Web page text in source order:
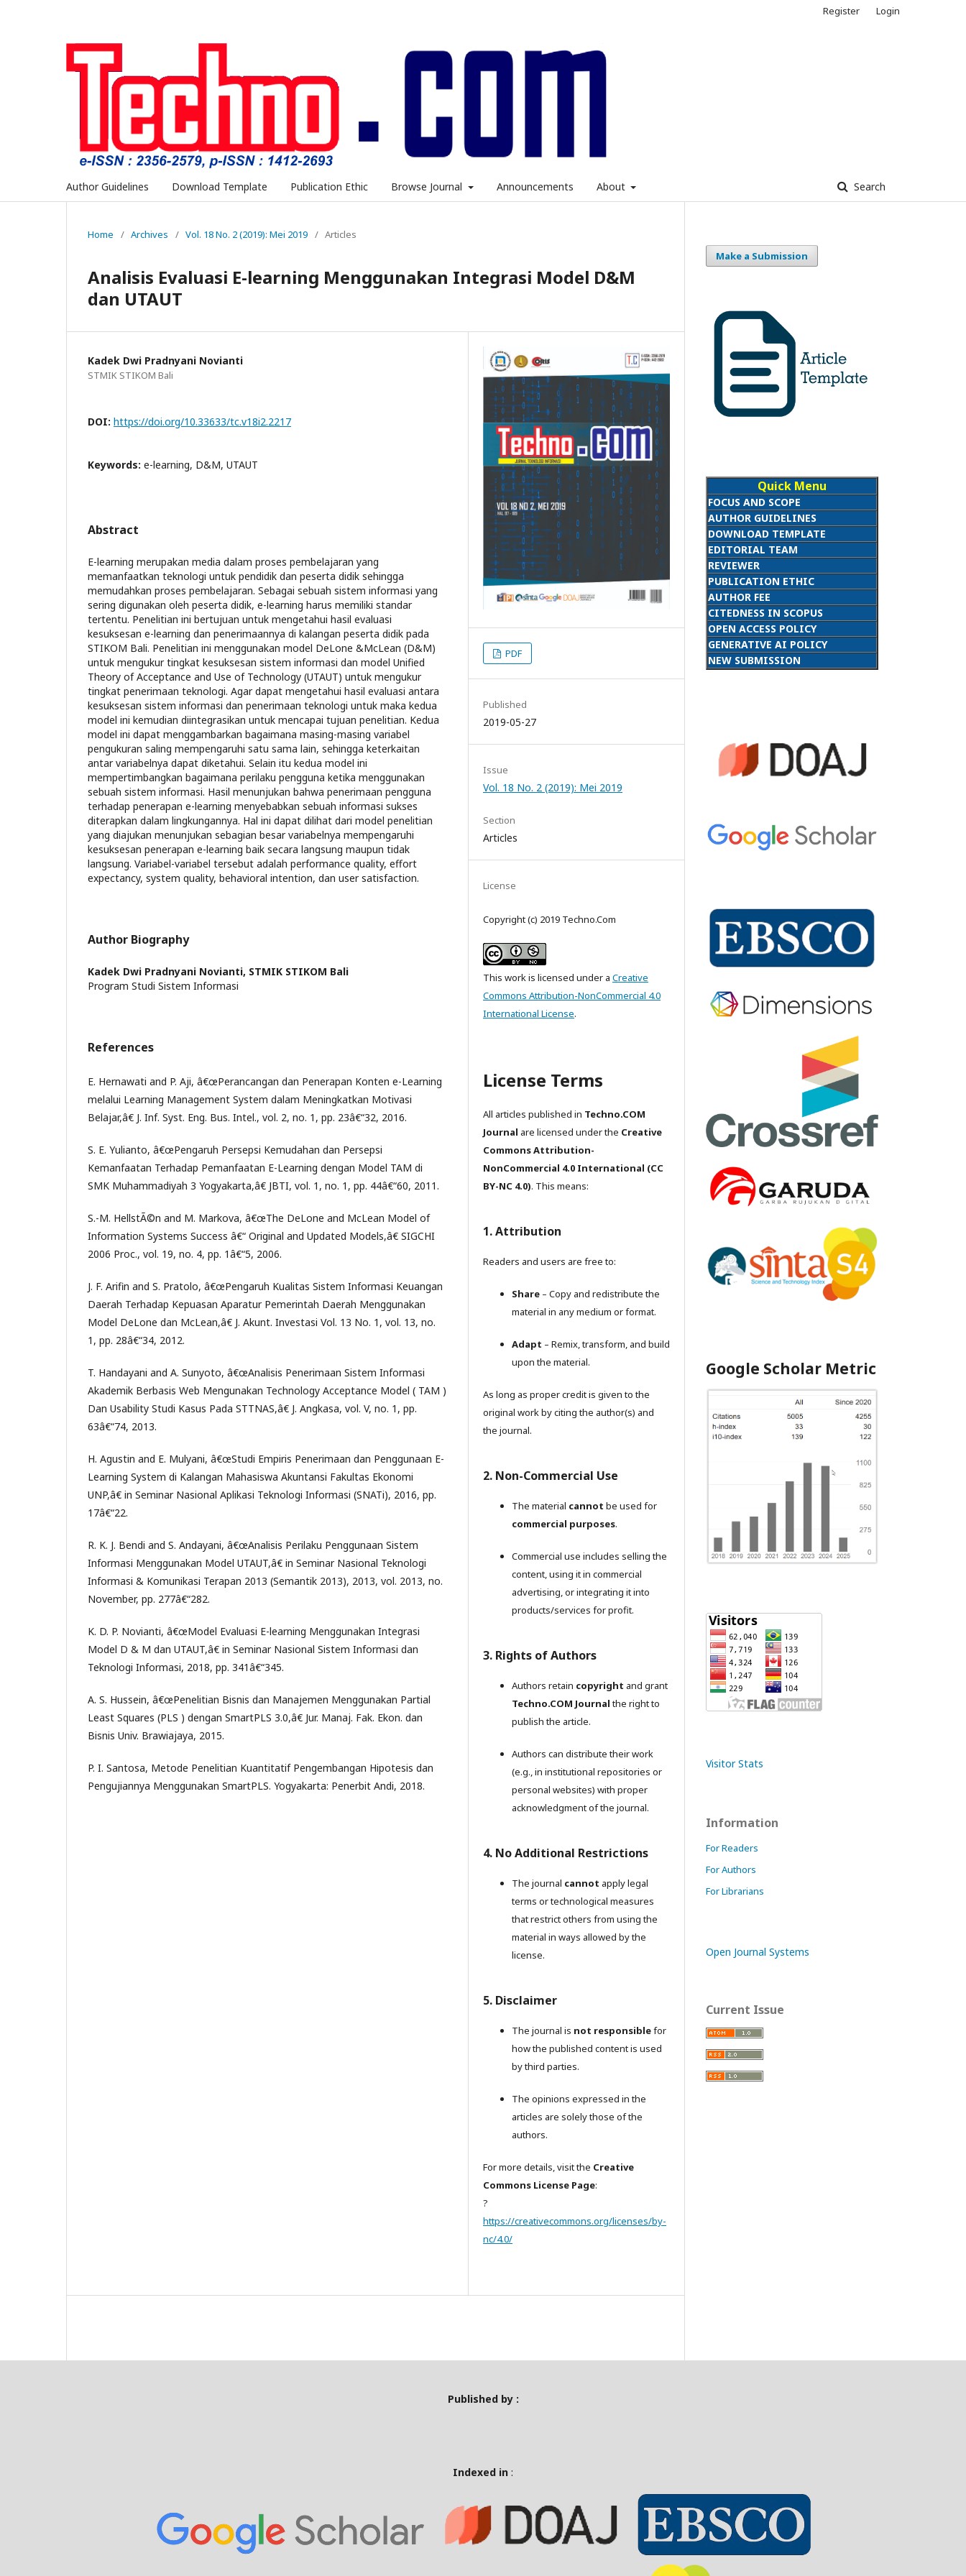
Author Guidelines Download Template Publication Ethic Browse Journal Announcements About Search
Register Login
Home / Archives / Vol. 18 No. 2 (2019): Mei 2019 / Articles
Analisis Evaluasi E-learning Menggunakan Integrasi Model D&M
dan UTAUT
Kadek Dwi Pradnyani Novianti
STMIK STIKOM Bali
DOI: https://doi.org/10.33633/tc.v18i2.2217
Keywords: e-learning, D&M, UTAUT
Abstract
E-learning merupakan media dalam proses pembelajaran yang
memanfaatkan teknologi untuk pendidik dan peserta didik sehingga
memudahkan proses pembelajaran. Sebagai sebuah sistem informasi yang
sering digunakan oleh peserta didik, e-learning harus memiliki standar
tertentu. Penelitian ini bertujuan untuk mengetahui hasil evaluasi
kesuksesan e-learning dan penerimaannya di kalangan peserta didik pada
STIKOM Bali. Penelitian ini menggunakan model DeLone &McLean (D&M)
untuk mengukur tingkat kesuksesan sistem informasi dan model Unified
Theory of Acceptance and Use of Technology (UTAUT) untuk mengukur
tingkat penerimaan teknologi. Agar dapat mengetahui hasil evaluasi antara
kesuksesan sistem informasi dan penerimaan teknologi untuk maka kedua
model ini kemudian diintegrasikan untuk mencapai tujuan penelitian. Kedua
model ini dapat menggambarkan bagaimana masing-masing variabel
pengukuran saling mempengaruhi satu sama lain, sehingga keterkaitan
antar variabelnya dapat diketahui. Selain itu kedua model ini
mempertimbangkan bagaimana perilaku pengguna ketika menggunakan
sebuah sistem informasi. Hasil menunjukan bahwa penerimaan pengguna
terhadap penerapan e-learning menyebabkan sebuah informasi sukses
diterapkan dalam lingkungannya. Hal ini dapat dilihat dari model penelitian
yang diajukan menunjukan sebagian besar variabelnya mempengaruhi
kesuksesan penerapan e-learning baik secara langsung maupun tidak
langsung. Variabel-variabel tersebut adalah performance quality, effort
expectancy, system quality, behavioral intention, dan user satisfaction.
Author Biography
Kadek Dwi Pradnyani Novianti, STMIK STIKOM Bali
Program Studi Sistem Informasi
References
E. Hernawati and P. Aji, â€œPerancangan dan Penerapan Konten e-Learning
melalui Learning Management System dalam Meningkatkan Motivasi
Belajar,â€ J. Inf. Syst. Eng. Bus. Intel., vol. 2, no. 1, pp. 23â€“32, 2016.
S. E. Yulianto, â€œPengaruh Persepsi Kemudahan dan Persepsi
Kemanfaatan Terhadap Pemanfaatan E-Learning dengan Model TAM di
SMK Muhammadiyah 3 Yogyakarta,â€ JBTI, vol. 1, no. 1, pp. 44â€“60, 2011.
S.-M. HellstÃ©n and M. Markova, â€œThe DeLone and McLean Model of
Information Systems Success â€“ Original and Updated Models,â€ SIGCHI
2006 Proc., vol. 19, no. 4, pp. 1â€“5, 2006.
J. F. Arifin and S. Pratolo, â€œPengaruh Kualitas Sistem Informasi Keuangan
Daerah Terhadap Kepuasan Aparatur Pemerintah Daerah Menggunakan
Model DeLone dan McLean,â€ J. Akunt. Investasi Vol. 13 No. 1, vol. 13, no.
1, pp. 28â€“34, 2012.
T. Handayani and A. Sunyoto, â€œAnalisis Penerimaan Sistem Informasi
Akademik Berbasis Web Mengunakan Technology Acceptance Model ( TAM )
Dan Usability Studi Kasus Pada STTNAS,â€ J. Angkasa, vol. V, no. 1, pp.
63â€“74, 2013.
H. Agustin and E. Mulyani, â€œStudi Empiris Penerimaan dan Penggunaan E-
Learning System di Kalangan Mahasiswa Akuntansi Fakultas Ekonomi
UNP,â€ in Seminar Nasional Aplikasi Teknologi Informasi (SNATi), 2016, pp.
17â€“22.
R. K. J. Bendi and S. Andayani, â€œAnalisis Perilaku Penggunaan Sistem
Informasi Menggunakan Model UTAUT,â€ in Seminar Nasional Teknologi
Informasi & Komunikasi Terapan 2013 (Semantik 2013), 2013, vol. 2013, no.
November, pp. 277â€“282.
K. D. P. Novianti, â€œModel Evaluasi E-learning Menggunakan Integrasi
Model D & M dan UTAUT,â€ in Seminar Nasional Sistem Informasi dan
Teknologi Informasi, 2018, pp. 341â€“345.
A. S. Hussein, â€œPenelitian Bisnis dan Manajemen Menggunakan Partial
Least Squares (PLS ) dengan SmartPLS 3.0,â€ Jur. Manaj. Fak. Ekon. dan
Bisnis Univ. Brawiajaya, 2015.
P. I. Santosa, Metode Penelitian Kuantitatif Pengembangan Hipotesis dan
Pengujiannya Menggunakan SmartPLS. Yogyakarta: Penerbit Andi, 2018.
PDF
Published
2019-05-27
Issue
Vol. 18 No. 2 (2019): Mei 2019
Section
Articles
License
Copyright (c) 2019 Techno.Com
This work is licensed under a Creative
Commons Attribution-NonCommercial 4.0
International License.
License Terms
All articles published in Techno.COM
Journal are licensed under the Creative
Commons Attribution-
NonCommercial 4.0 International (CC
BY-NC 4.0). This means:
1. Attribution
Readers and users are free to:
Share – Copy and redistribute the
material in any medium or format.
Adapt – Remix, transform, and build
upon the material.
As long as proper credit is given to the
original work by citing the author(s) and
the journal.
2. Non-Commercial Use
The material cannot be used for
commercial purposes.
Commercial use includes selling the
content, using it in commercial
advertising, or integrating it into
products/services for profit.
3. Rights of Authors
Authors retain copyright and grant
Techno.COM Journalthe right to
publish the article.
Authors can distribute their work
(e.g., in institutional repositories or
personal websites) with proper
acknowledgment of the journal.
4. No Additional Restrictions
The journal cannot apply legal
terms or technological measures
that restrict others from using the
material in ways allowed by the
license.
5. Disclaimer
The journal is not responsiblefor
how the published content is used
by third parties.
The opinions expressed in the
articles are solely those of the
authors.
For more details, visit the Creative
Commons License Page:
?
https://creativecommons.org/licenses/by-
nc/4.0/
Make a Submission
Quick Menu
FOCUS AND SCOPE
AUTHOR GUIDELINES
DOWNLOAD TEMPLATE
EDITORIAL TEAM
REVIEWER
PUBLICATION ETHIC
AUTHOR FEE
CITEDNESS IN SCOPUS
OPEN ACCESS POLICY
GENERATIVE AI POLICY
NEW SUBMISSION
Google Scholar Metric
Visitor Stats
Information
For Readers
For Authors
For Librarians
Open Journal Systems
Current Issue
Published by :
Indexed in :